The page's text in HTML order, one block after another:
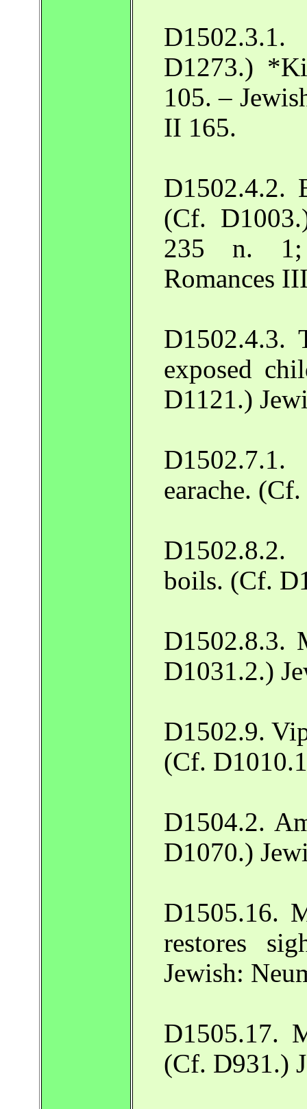
D1273.)
105. –
II 165.
D1502.4.2.
(Cf.
235 n. 1;
Romances
D1502.4.3.
exposed
D1121.)
earache.
boils. (Cf.
D1502.8.3.
D1031.2.)
D1502.9.
(Cf.
D1504.2.
D1070.)
D1505.16.
restores
Jewish:
D1505.17.
(Cf. D931.)